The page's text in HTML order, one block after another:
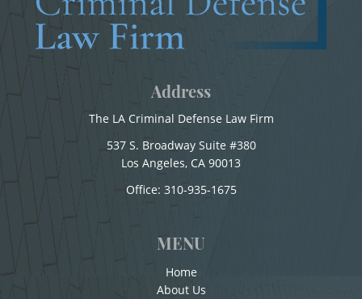
Motorcycle Accident Involving
Uninsured Motorist
Probation Violation
Property Crimes
Aggravated Trespass
Damaging Phone, Electrical or Utility
Certificado de Rehabilitación
Conducción Imprudente con Presencia de
Conducir Bajo la Influencia de Drogas - DUID
Conducción Imprudente sin la Presencia del
Conducta Lasciva
Corporal Injury on a Spouse
Copulación Oral Forzada
Address
The LA Criminal Defense Law Firm
537 S. Broadway Suite #380
Los Angeles, CA 90013
Office: 310-935-1675
MENU
Home
About Us